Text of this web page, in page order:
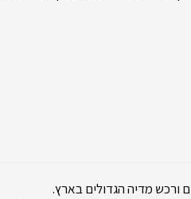
ורכש מדיה הגדולים בארץ.